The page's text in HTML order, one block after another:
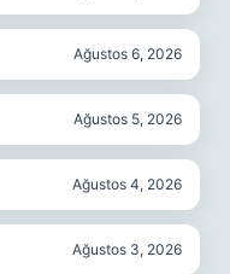
Ağustos 6, 2026
Ağustos 5, 2026
Ağustos 4, 2026
Ağustos 3, 2026